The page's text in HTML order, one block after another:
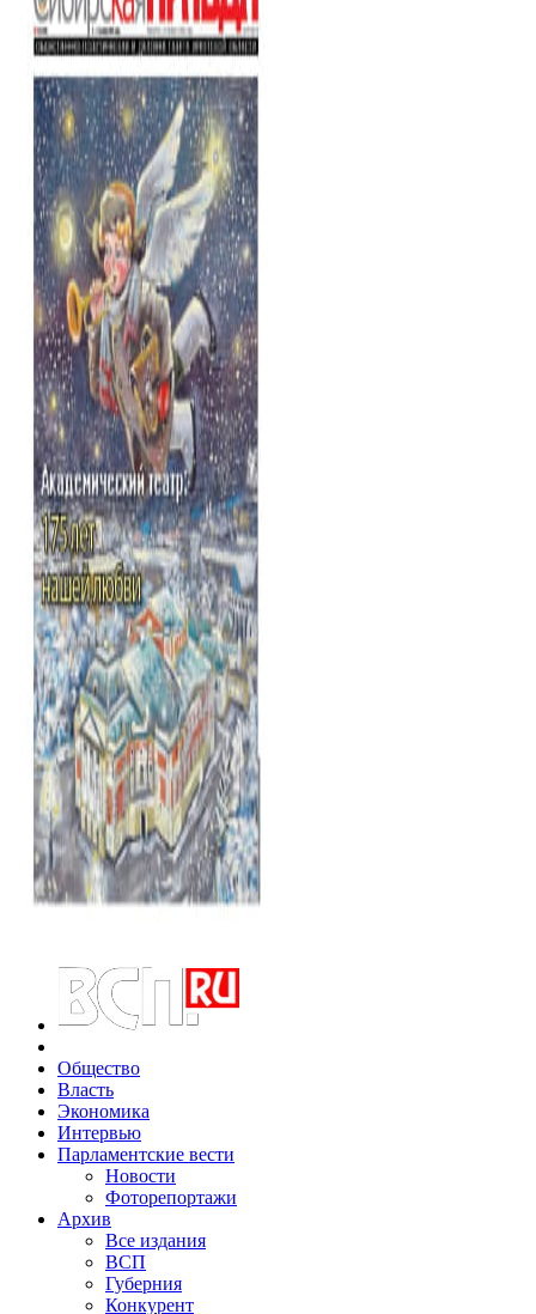
Общество
Власть
Экономика
Интервью
Парламентские вести
Новости
Фоторепортажи
Архив
Все издания
ВСП
Губерния
Конкурент